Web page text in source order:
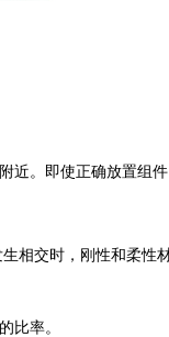
近。即使正确放置组
相交时，刚性和柔性
比率。